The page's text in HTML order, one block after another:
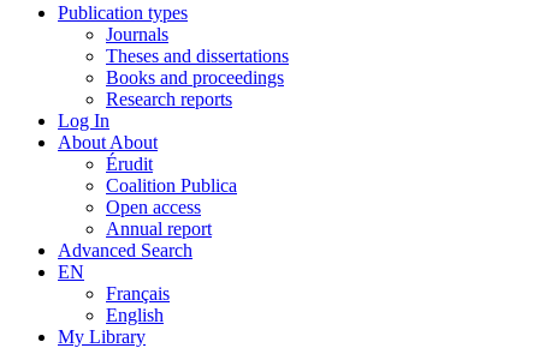
Publication types
Journals
Theses and dissertations
Books and proceedings
Research reports
Log In
About About
Érudit
Coalition Publica
Open access
Annual report
Advanced Search
EN
Français
English
My Library